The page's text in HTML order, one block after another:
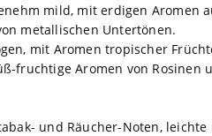
mild, mit erdigen Aromen
metallischen Untertönen.
mit Aromen tropischer
fruchtige Aromen von
und Räucher-Noten,